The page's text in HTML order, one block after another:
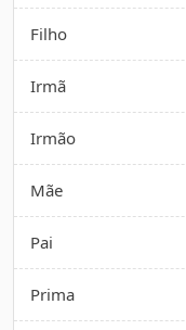
Filho
Irmã
Irmão
Mãe
Pai
Prima